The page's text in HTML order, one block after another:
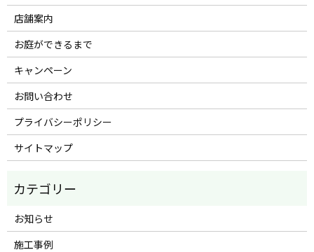
店舗案内
お庭ができるまで
キャンペーン
お問い合わせ
プライバシーポリシー
サイトマップ
お知らせ
施工事例